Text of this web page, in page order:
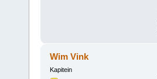
Wim Vink
Kapitein